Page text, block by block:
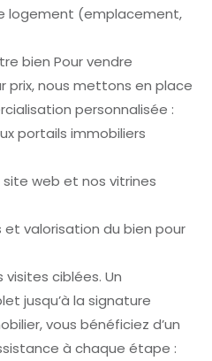
logement (emplacement,
bien Pour vendre
prix, nous mettons en place
personnalisée :
portails immobiliers
web et nos vitrines
et valorisation du bien pour
ciblées. Un
jusqu’à la signature
vous bénéficiez d’un
à chaque étape :